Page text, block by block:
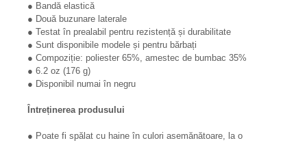
● Bandă elastică
● Două buzunare laterale
● Testat în prealabil pentru rezistență și durabilitate
● Sunt disponibile modele și pentru bărbați
● Compoziție: poliester 65%, amestec de bumbac 35%
● 6.2 oz (176 g)
● Disponibil numai în negru
Întreținerea produsului
● Poate fi spălat cu haine în culori asemănătoare, la o